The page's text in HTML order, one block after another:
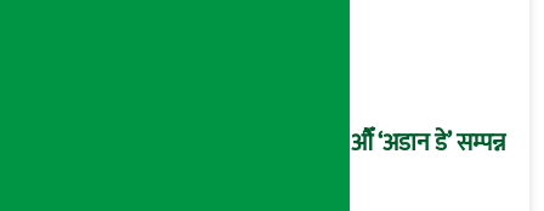
२१औँ ‘अडान डे’ सम्पन्न